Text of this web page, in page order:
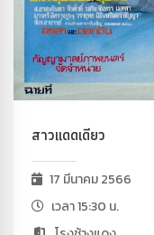
สาวแดดเดียว
17 มีนาคม 2566
เวลา 15:30 น.